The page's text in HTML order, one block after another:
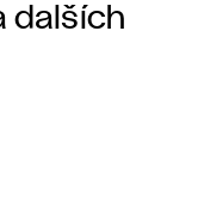
dalších